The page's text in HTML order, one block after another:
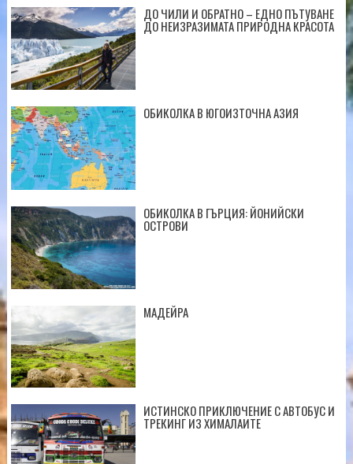
ДО ЧИЛИ И ОБРАТНО – ЕДНО ПЪТУВАНЕ
ДО НЕИЗРАЗИМАТА ПРИРОДНА КРАСОТА
ОБИКОЛКА В ЮГОИЗТОЧНА АЗИЯ
ОБИКОЛКА В ГЪРЦИЯ: ЙОНИЙСКИ
ОСТРОВИ
МАДЕЙРА
ИСТИНСКО ПРИКЛЮЧЕНИЕ С АВТОБУС И
ТРЕКИНГ ИЗ ХИМАЛАИТЕ